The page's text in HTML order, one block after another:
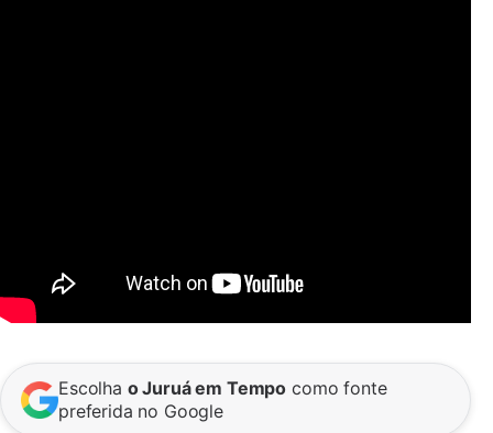
Escolha o Juruá em Tempo como fonte
preferida no Google